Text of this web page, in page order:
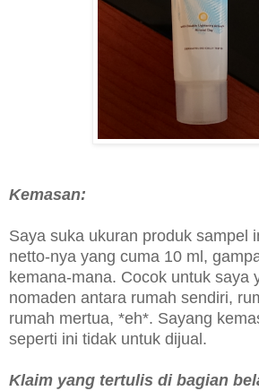
Kemasan:
Saya suka ukuran produk sampel
netto-nya yang cuma 10 ml,
kemana-mana. Cocok untuk saya
nomaden antara rumah sendiri,
rumah mertua, *eh*. Sayang
seperti ini tidak untuk dijual.
Klaim yang tertulis di bagian